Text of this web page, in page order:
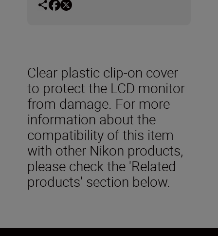
Clear plastic clip-on cover
to protect the LCD monitor
from damage. For more
information about the
compatibility of this item
with other Nikon products,
please check the 'Related
products' section below.